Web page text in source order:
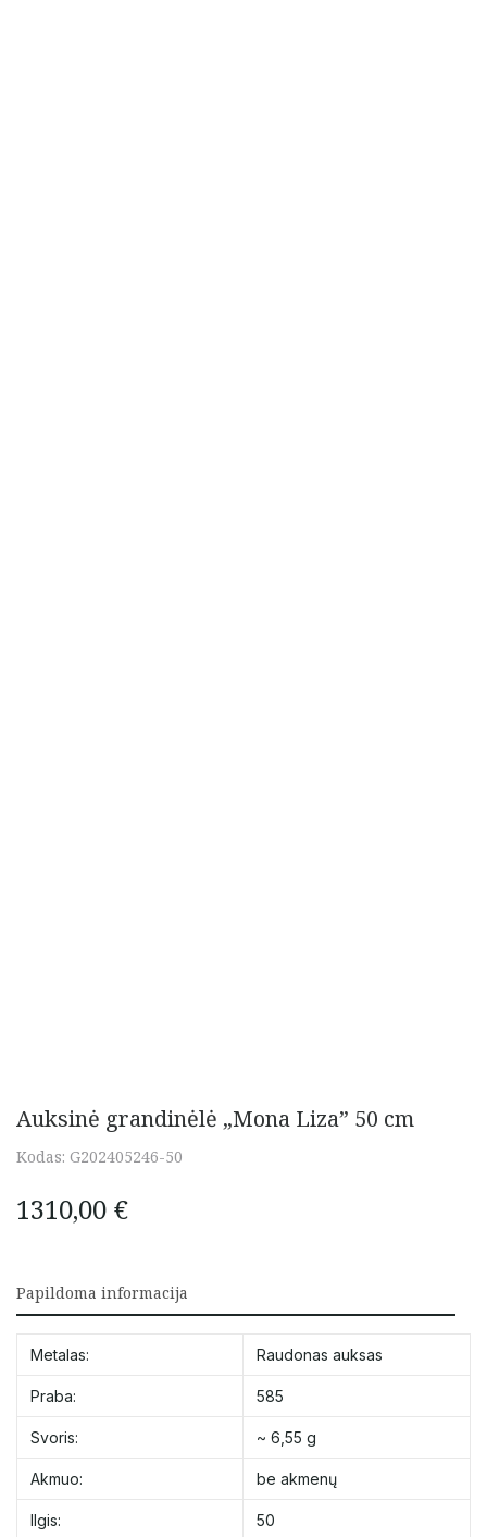
Auksinė grandinėlė „Mona Liza” 50 cm
Kodas: G202405246-50
1310,00 €
Papildoma informacija
Metalas: Raudonas auksas
Praba: 585
Svoris: ~ 6,55 g
Akmuo: be akmenų
Ilgis: 50